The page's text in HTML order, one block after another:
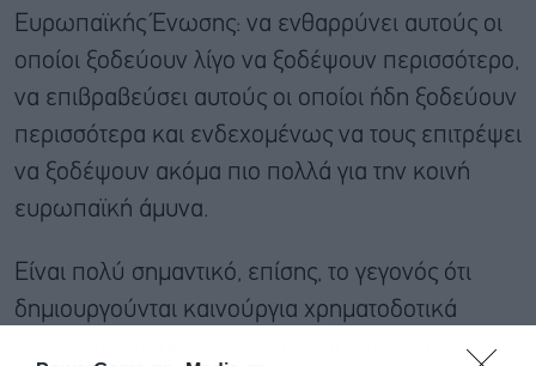
Ευρωπαϊκής Ένωσης: να ενθαρρύνει αυτούς οι
οποίοι ξοδεύουν λίγο να ξοδέψουν περισσότερο,
να επιβραβεύσει αυτούς οι οποίοι ήδη ξοδεύουν
περισσότερα και ενδεχομένως να τους επιτρέψει
να ξοδέψουν ακόμα πιο πολλά για την κοινή
ευρωπαϊκή άμυνα.
Είναι πολύ σημαντικό, επίσης, το γεγονός ότι
δημιουργούνται καινούργια χρηματοδοτικά
εργαλεία από αδιάθετους πόρους του Ταμείου